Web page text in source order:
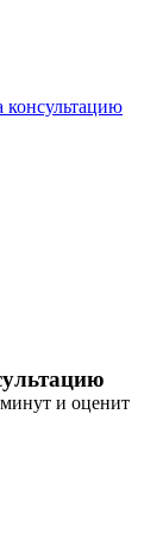
консультацию
и оценит